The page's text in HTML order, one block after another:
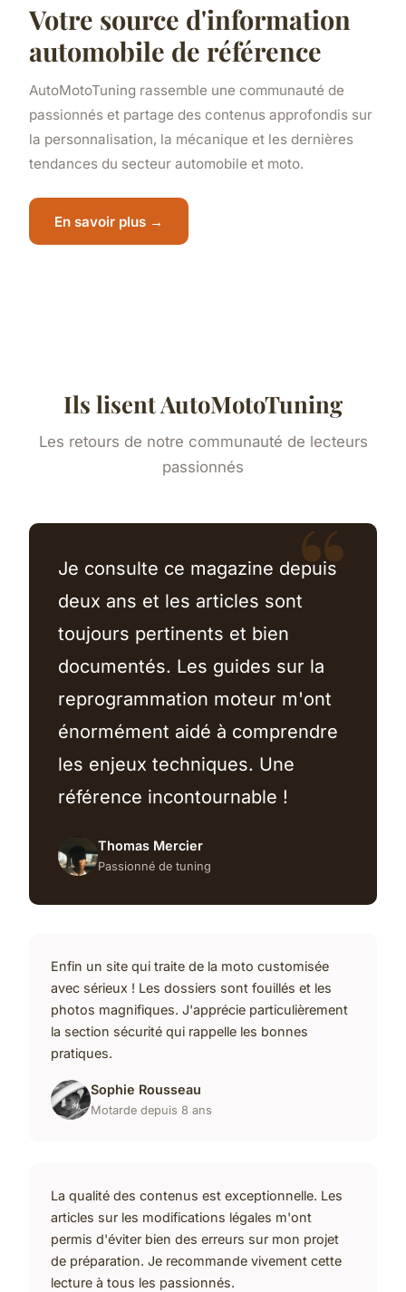
Votre source d'information
automobile de référence
AutoMotoTuning rassemble une communauté de
passionnés et partage des contenus approfondis sur
la personnalisation, la mécanique et les dernières
tendances du secteur automobile et moto.
En savoir plus →
Ils lisent AutoMotoTuning
Les retours de notre communauté de lecteurs
passionnés
Je consulte ce magazine depuis
deux ans et les articles sont
toujours pertinents et bien
documentés. Les guides sur la
reprogrammation moteur m'ont
énormément aidé à comprendre
les enjeux techniques. Une
référence incontournable !
Thomas Mercier
Passionné de tuning
Enfin un site qui traite de la moto customisée
avec sérieux ! Les dossiers sont fouillés et les
photos magnifiques. J'apprécie particulièrement
la section sécurité qui rappelle les bonnes
pratiques.
Sophie Rousseau
Motarde depuis 8 ans
La qualité des contenus est exceptionnelle. Les
articles sur les modifications légales m'ont
permis d'éviter bien des erreurs sur mon projet
de préparation. Je recommande vivement cette
lecture à tous les passionnés.